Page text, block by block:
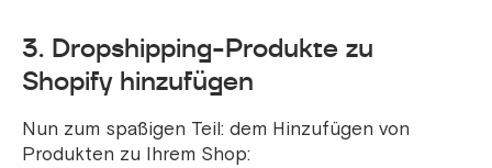
3. Dropshipping-Produkte zu
Shopify hinzufügen
Nun zum spaßigen Teil: dem Hinzufügen von
Produkten zu Ihrem Shop: